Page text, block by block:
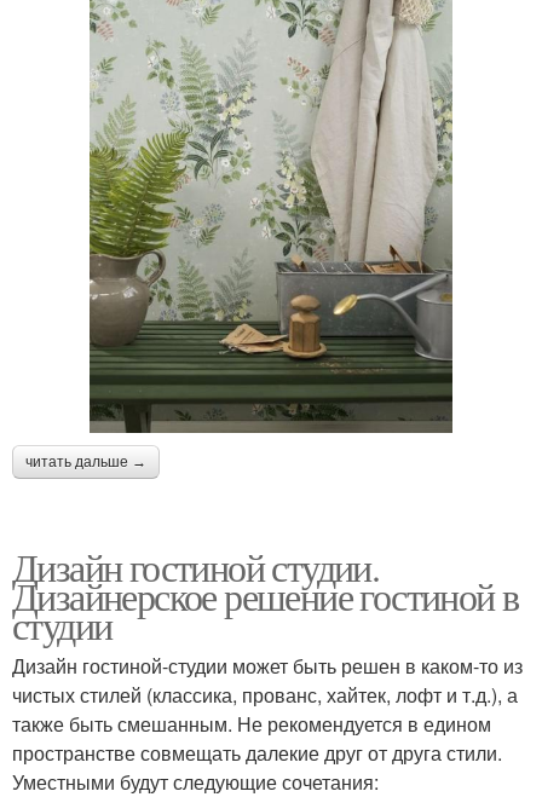
читать дальше →
Дизайн гостиной студии.
Дизайнерское решение гостиной в
студии
Дизайн гостиной-студии может быть решен в каком-то из
чистых стилей (классика, прованс, хайтек, лофт и т.д.), а
также быть смешанным. Не рекомендуется в едином
пространстве совмещать далекие друг от друга стили.
Уместными будут следующие сочетания: